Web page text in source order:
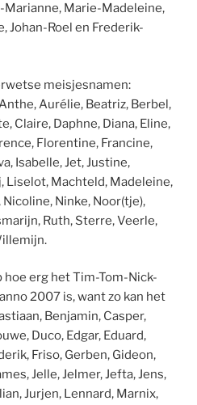
Marie-Madeleine,
Johan-Roel en Frederik-
meisjesnamen:
Aurélie, Beatriz, Berbel,
Claire, Daphne, Diana, Eline,
Florentine, Francine,
Isabelle, Jet, Justine,
Liselot, Machteld, Madeleine,
Ninke, Noor(tje),
Ruth, Sterre, Veerle,
hoe erg het Tim-Tom-Nick-
2007 is, want zo kan het
Benjamin, Casper,
Duco, Edgar, Eduard,
Friso, Gerben, Gideon,
Jelle, Jelmer, Jefta, Jens,
Jurjen, Lennard, Marnix,